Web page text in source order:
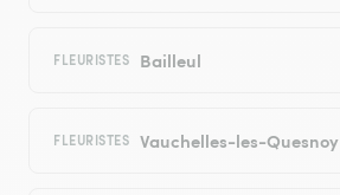
FLEURISTES Bailleul
FLEURISTES Vauchelles-les-Quesnoy